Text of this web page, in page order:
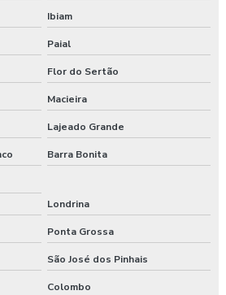
Ibiam
Paial
Flor do Sertão
Macieira
Lajeado Grande
Barra Bonita
Londrina
Ponta Grossa
São José dos Pinhais
Colombo